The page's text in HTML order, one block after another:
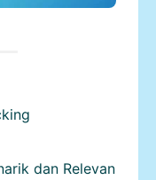
dan Relevan